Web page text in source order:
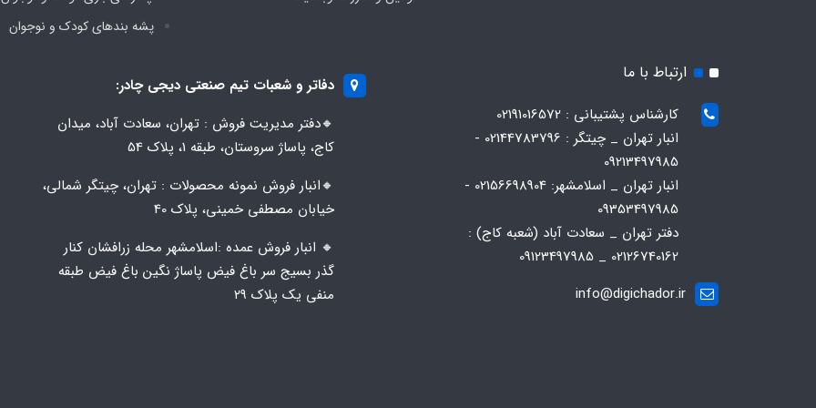
پشه‌ بندهای کودک و نوجوان
ارتباط با ما
کارشناس پشتیبانی : 02191016572
انبار تهران _ چیتگر : 02144783796 -
09213497985
انبار تهران _ اسلامشهر: 02156698904 -
09353497985
دفتر تهران _ سعادت آباد (شعبه کاج) :
02126740162 _ 09123497985
info@digichador.ir
دفاتر و شعبات تیم صنعتی دیجی چادر:
🔸️​​دفتر مدیریت فروش : تهران، سعادت آباد، میدان
کاج، پاساژ سروستان، طبقه 1، پلاک 54
🔸️​​انبار فروش نمونه محصولات : تهران، چیتگر شمالی،
خیابان مصطفی خمینی، پلاک 40
🔸️ انبار فروش عمده :اسلامشهر محله زرافشان کنار
گذر بسیج سر باغ فیض پاساژ نگین باغ فیض طبقه
منفی یک پلاک ۲۹